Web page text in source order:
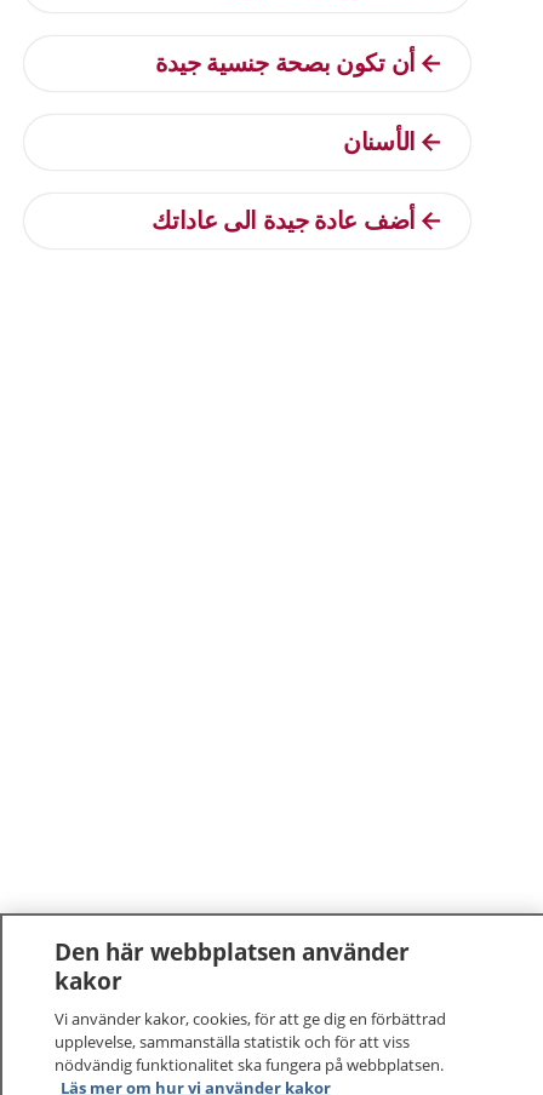
أن تكون بصحة جنسية جيدة
الأسنان
أضف عادة جيدة الى عاداتك
1177–tryggt om din hälsa och vård
På 1177.se får du råd om hälsa och information om
Den här webbplatsen använder
kakor
Vi använder kakor, cookies, för att ge dig en förbättrad
upplevelse, sammanställa statistik och för att viss
nödvändig funktionalitet ska fungera på webbplatsen.
Läs mer om hur vi använder kakor